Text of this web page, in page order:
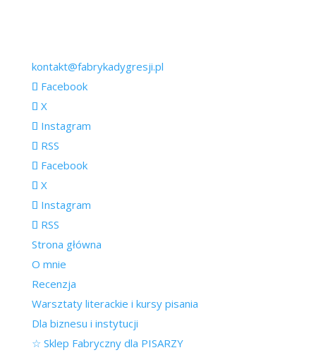
kontakt@fabrykadygresji.pl
Facebook
X
Instagram
RSS
Facebook
X
Instagram
RSS
Strona główna
O mnie
Recenzja
Warsztaty literackie i kursy pisania
Dla biznesu i instytucji
☆ Sklep Fabryczny dla PISARZY